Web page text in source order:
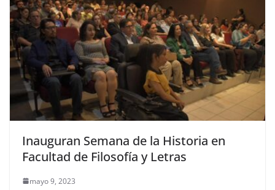
Inauguran Semana de la Historia en
Facultad de Filosofía y Letras
mayo 9, 2023